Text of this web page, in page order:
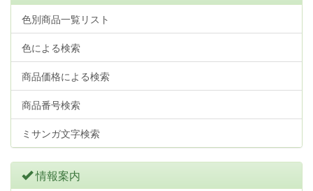
色別商品一覧リスト
色による検索
商品価格による検索
商品番号検索
ミサンガ文字検索
情報案内